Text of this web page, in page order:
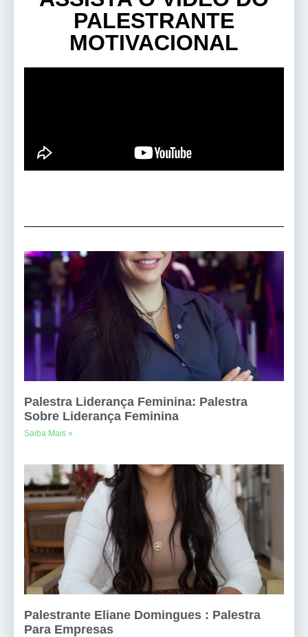
PALESTRANTE
MOTIVACIONAL
Palestra Liderança Feminina: Palestra
Sobre Liderança Feminina
Saiba Mais »
Palestrante Eliane Domingues : Palestra
Para Empresas